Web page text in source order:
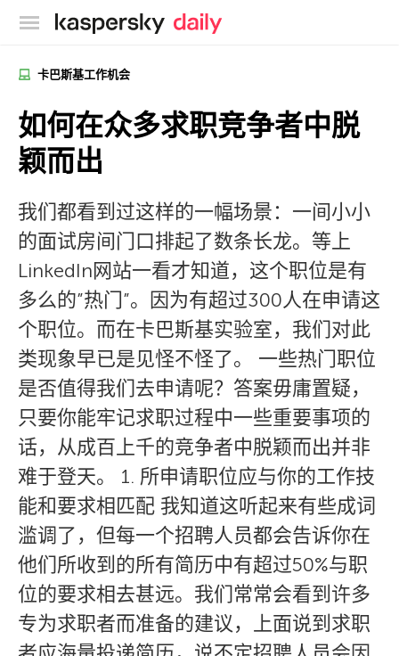
卡巴斯基官方博客
卡巴斯基工作机会
如何在众多求职竞争者中脱
颖而出
我们都看到过这样的一幅场景：一间小小
的面试房间门口排起了数条长龙。等上
LinkedIn网站一看才知道，这个职位是有
多么的”热门”。因为有超过300人在申请这
个职位。而在卡巴斯基实验室，我们对此
类现象早已是见怪不怪了。 一些热门职位
是否值得我们去申请呢？答案毋庸置疑，
只要你能牢记求职过程中一些重要事项的
话，从成百上千的竞争者中脱颖而出并非
难于登天。 1. 所申请职位应与你的工作技
能和要求相匹配 我知道这听起来有些成词
滥调了，但每一个招聘人员都会告诉你在
他们所收到的所有简历中有超过50%与职
位的要求相去甚远。我们常常会看到许多
专为求职者而准备的建议，上面说到求职